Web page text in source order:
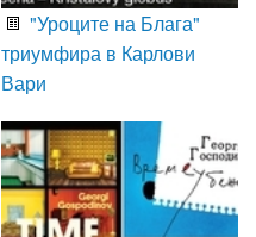
"Уроците на Блага"
триумфира в Карлови
Вари